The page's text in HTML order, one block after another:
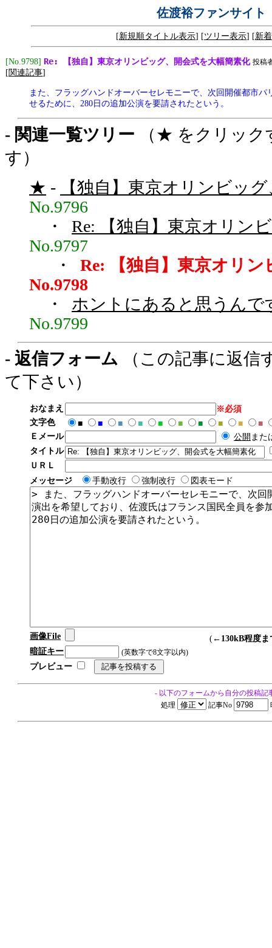
佐渡裕ファンサイト
[新規順タイトル表示] [ツリー表示] [新
[No.9798] Re: 【独自】東京オリンビッグ、開会式を大幅簡素化 投稿
[関連記事]
また、フラッグハンドオーバーセレモニーで、次回開催都市
せるために、280日の追加公演を要請されたという。
- 関連一覧ツリー （★ をクリック
す）
★ -
【独自】東京オリンビッ
No.9796
・ Re: 【独自】東京オリン
No.9797
・ Re: 【独自】東京オリン
No.9798
・ ホントにあると思うんで
No.9799
- 返信フォーム （この記事に返信
て下さい）
おなまえ
※必須
文字色
■ ■ ■ ■ ■ ■ ■ ■ ■
■
Ｅメール
公開 ま
タイトル
ＵＲＬ
メッセージ
手動改行 強制改行 図表モード
画像File (← 130kB程度ま
暗証キー
(英数字で8文字以内)
プレビュー
- 以下のフォームから自分の投稿
処理
記事No